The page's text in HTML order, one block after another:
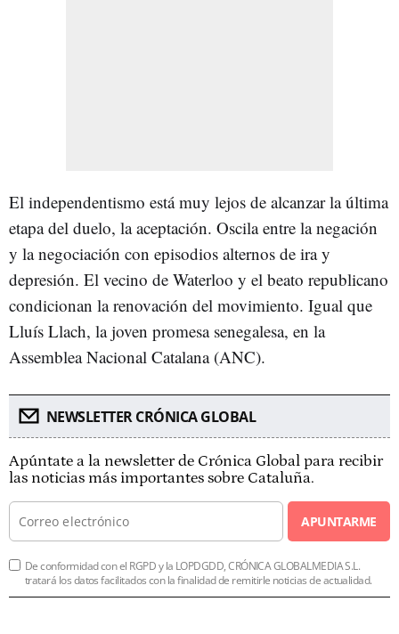
El independentismo está muy lejos de alcanzar la última
etapa del duelo, la aceptación. Oscila entre la negación
y la negociación con episodios alternos de ira y
depresión. El vecino de Waterloo y el beato republicano
condicionan la renovación del movimiento. Igual que
Lluís Llach, la joven promesa senegalesa, en la
Assemblea Nacional Catalana (ANC).
NEWSLETTER CRÓNICA GLOBAL
Apúntate a la newsletter de Crónica Global para recibir
las noticias más importantes sobre Cataluña.
APUNTARME
De conformidad con el RGPD y la LOPDGDD, CRÓNICA GLOBALMEDIA S.L.
tratará los datos facilitados con la finalidad de remitirle noticias de actualidad.